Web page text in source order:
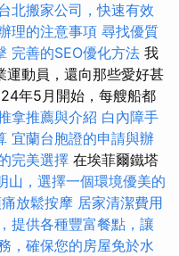
北搬家公司，快速有效
理的注意事項 尋找優質
完善的SEO優化方法 我
運動員，還向那些愛好甚
年5月開始，每艘船都
拿推薦與介紹 白內障手
宜蘭台胞證的申請與辦
完美選擇 在埃菲爾鐵塔
山，選擇一個環境優美的
放鬆按摩 居家清潔費用
提供各種豐富餐點，讓
，確保您的房屋免於水